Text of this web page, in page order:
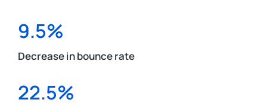
9.5%
Decrease in bounce rate
22.5%